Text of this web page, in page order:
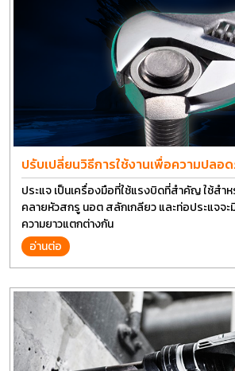
ปรับเปลี่ยนวิธีการใช้งานเพื่อความปลอ
ใช้งานประแจได้อีกนาน
ประแจ เป็นเครื่องมือที่ใช้แรงบิดที่สำคัญ ใช้สำ
คลายหัวสกรู นอต สลักเกลียว และท่อประแจจะ
ความยาวแตกต่างกัน
อ่านต่อ